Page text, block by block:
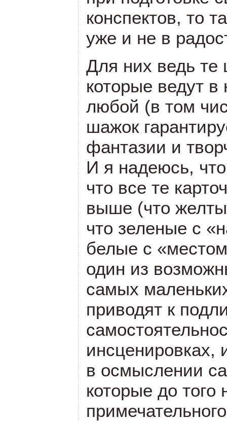
конспектов, то
уже и не в
Для них ведь
которые ведут в
любой (в том
шажок
фантазии и
И я надеюсь,
что все те
выше (что
что зеленые с «
белые с «
один из
самых
приводят к
инсценировках,
в осмыслении
которые до того